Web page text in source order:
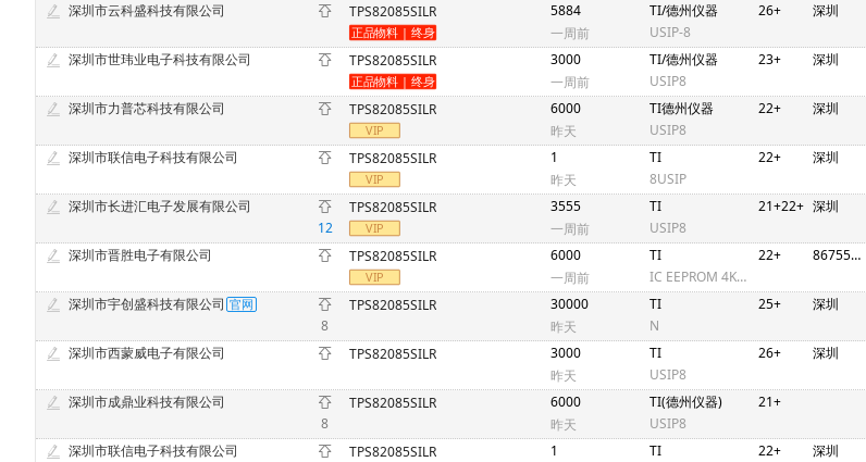
深圳市云科盛科技有限公司 TPS82085SILR
5884
一周前
TI/德州仪器
USIP-8
26+ 深圳
深圳市世玮业电子科技有限公司
TPS82085SILR
3000
一周前
TI/德州仪器
USIP8
23+ 深圳
深圳市力普芯科技有限公司 TPS82085SILR
6000
昨天
TI德州仪器
USIP8
22+ 深圳
深圳市联信电子科技有限公司 TPS82085SILR
1
昨天
TI
8USIP
22+ 深圳
深圳市长进汇电子发展有限公司
12
TPS82085SILR
3555
一周前
TI
USIP8
21+22+ 深圳
深圳市晋胜电子有限公司 TPS82085SILR
6000
一周前
TI
IC EEPROM 4KBIT I2C 1MHZ 8TSSOP
22+ 86755/852
深圳市宇创盛科技有限公司
8
TPS82085SILR
30000
昨天
TI
N
25+ 深圳
深圳市西蒙威电子有限公司 TPS82085SILR
3000
昨天
TI
USIP8
26+ 深圳
深圳市成鼎业科技有限公司
8
TPS82085SILR
6000
昨天
TI(德州仪器)
USIP8
21+
深圳市联信电子科技有限公司
TPS82085SILR
1
TI
22+ 深圳